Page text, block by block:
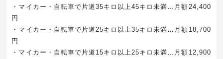
・マイカー・自転車で片道35キロ以上45キロ未満…月額24,400
円
・マイカー・自転車で片道25キロ以上35キロ未満…月額18,700
円
・マイカー・自転車で片道15キロ以上25キロ未満…月額12,900